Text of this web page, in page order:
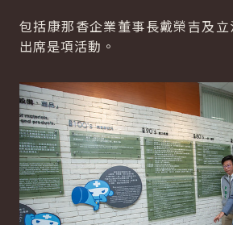
包括康那香企業董事長戴榮吉及
出席是項活動。